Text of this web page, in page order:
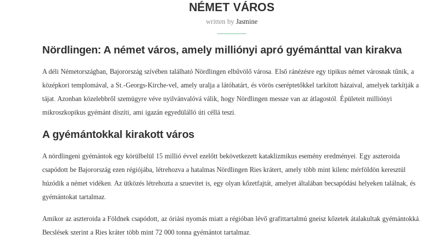
NÉMET VÁROS
written by Jasmine
Nördlingen: A német város, amely milliónyi apró gyémánttal van kirakva
A déli Németországban, Bajorország szívében található Nördlingen elbűvölő városa. Első ránézésre egy tipikus német városnak tűnik, a
középkori templomával, a St.-Georgs-Kirche-vel, amely uralja a látóhatárt, és vörös cseréptetőkkel tarkított házaival, amelyek tarkítják a
tájat. Azonban közelebbről szemügyre véve nyilvánvalóvá válik, hogy Nördlingen messze van az átlagostól. Épületeit milliónyi
mikroszkopikus gyémánt díszíti, ami igazán egyedülálló úti céllá teszi.
A gyémántokkal kirakott város
A nördlingeni gyémántok egy körülbelül 15 millió évvel ezelőtt bekövetkezett kataklizmikus esemény eredményei. Egy aszteroida
csapódott be Bajorország ezen régiójába, létrehozva a hatalmas Nördlingen Ries krátert, amely több mint kilenc mérföldön keresztül
húzódik a német vidéken. Az ütközés létrehozta a szuevitet is, egy olyan kőzetfajtát, amelyet általában becsapódási helyeken találnak, és
gyémántokat tartalmaz.
Amikor az aszteroida a Földnek csapódott, az óriási nyomás miatt a régióban lévő grafittartalmú gneisz kőzetek átalakultak gyémántokká.
Becslések szerint a Ries kráter több mint 72 000 tonna gyémántot tartalmaz.